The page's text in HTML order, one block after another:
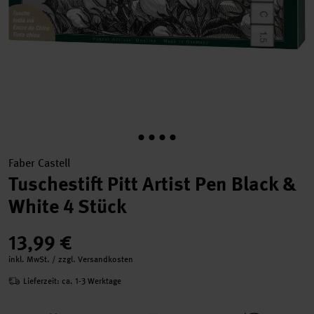
Faber Castell
Tuschestift Pitt Artist Pen Black &
White 4 Stück
13,99 €
inkl. MwSt. / zzgl. Versandkosten
Lieferzeit: ca. 1-3 Werktage